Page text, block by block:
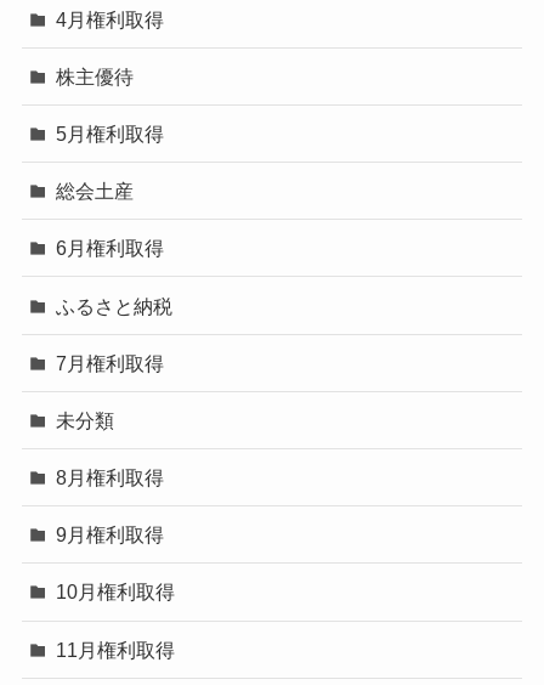
4月権利取得
株主優待
5月権利取得
総会土産
6月権利取得
ふるさと納税
7月権利取得
未分類
8月権利取得
9月権利取得
10月権利取得
11月権利取得